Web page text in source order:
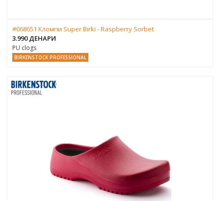
#068651 Кломпи Super Birki - Raspberry Sorbet
3.990 ДЕНАРИ
PU clogs
BIRKENSTOCK PROFESSIONAL